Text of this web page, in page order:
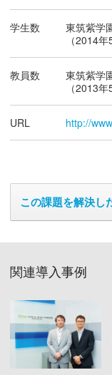
学生数
東筑紫学
（2014
教員数
東筑紫学
（2013
URL http://
この課題を解決し
関連導入事例